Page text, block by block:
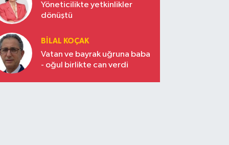
Yöneticilikte yetkinlikler
dönüştü
BILAL KOÇAK
Vatan ve bayrak uğruna baba
- oğul birlikte can verdi